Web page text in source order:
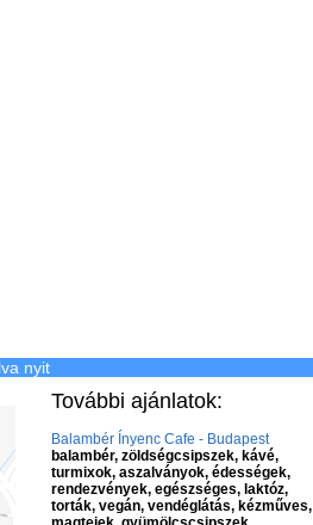
nyit
További ajánlatok:
Balambér Ínyenc Cafe - Budapest
balambér, zöldségcsipszek, kávé,
turmixok, aszalványok, édességek,
rendezvények, egészséges, laktóz,
torták, vegán, vendéglátás, kézműves,